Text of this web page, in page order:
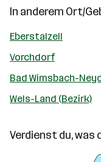
In anderem Ort/
Eberstalzell
Vorchdorf
Bad Wimsbach-
Wels-Land (Bezirk)
Verdienst du, was